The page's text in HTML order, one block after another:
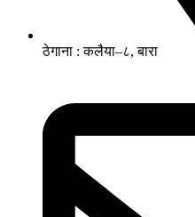
ठेगाना : कलैया–८, बारा